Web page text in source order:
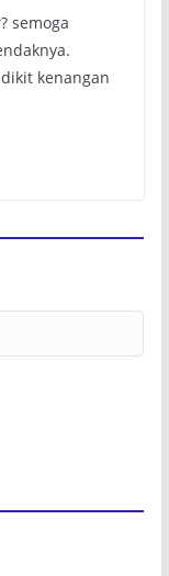
semoga
kenangan